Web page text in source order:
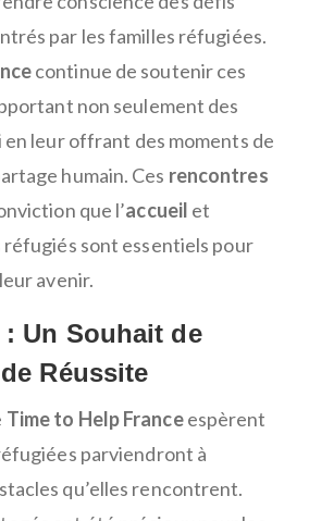
par les familles réfugiées.
continue de soutenir ces
non seulement des
en leur offrant des moments de
humain. Ces rencontres
que l’accueil et
réfugiés sont essentiels pour
avenir.
Un Souhait de
Réussite
Time to Help Franceespèrent
parviendront à
qu’elles rencontrent.